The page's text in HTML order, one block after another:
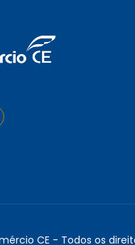
CE - Todos os